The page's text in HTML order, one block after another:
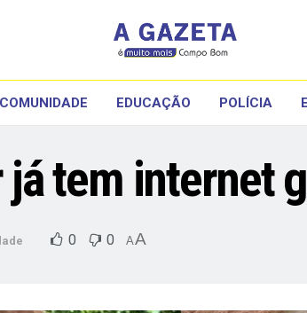
COMUNIDADE EDUCAÇÃO POLÍCIA
tem internet
0 0 AA